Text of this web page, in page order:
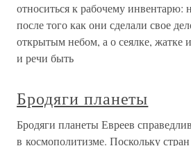
относиться к рабочему инвентарю:
после того как они сделали свое
открытым небом, а о сеялке, жатке
и речи быть
Бродяги планеты
Бродяги планеты Евреев
в космополитизме. Поскольку